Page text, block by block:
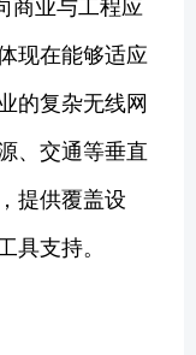
现在能够适应
的复杂无线网
、交通等垂直
提供覆盖设
支持。